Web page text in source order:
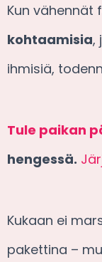
Kun vähennät
kohtaamisia,
ihmisiä,
Tule paikan
hengessä.
Kukaan ei
pakettina –